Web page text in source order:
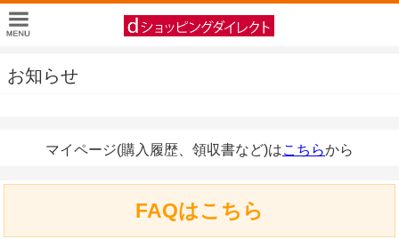
お知らせ
マイページ(購入履歴、領収書など)はこちらから
FAQはこちら